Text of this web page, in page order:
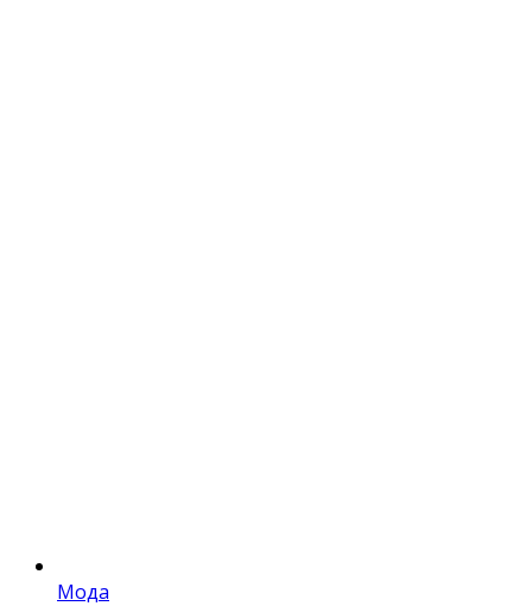
Мода